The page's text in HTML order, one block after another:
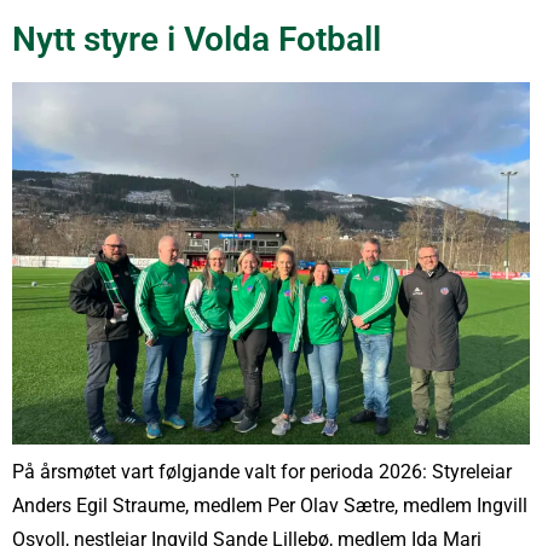
Nytt styre i Volda Fotball
På årsmøtet vart følgjande valt for perioda 2026: Styreleiar
Anders Egil Straume, medlem Per Olav Sætre, medlem Ingvill
Osvoll, nestleiar Ingvild Sande Lillebø, medlem Ida Mari